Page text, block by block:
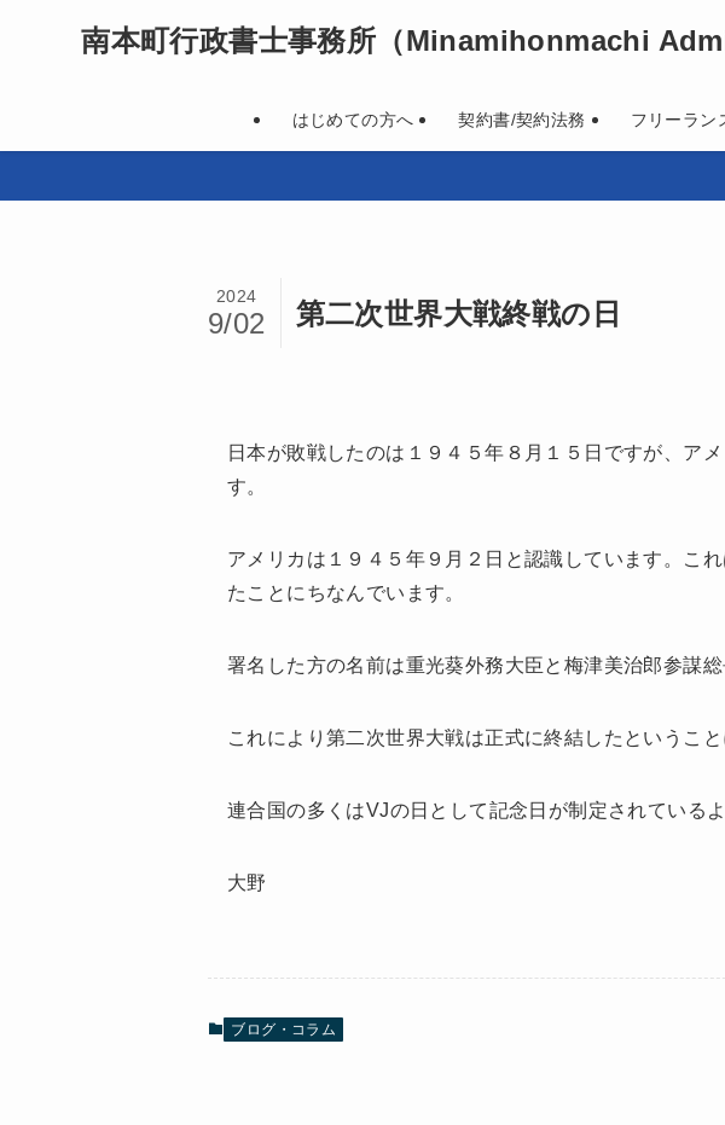
南本町行政書士事務所 （Minamihonmachi
はじめての方へ 契約書/契約法務 フリーラン
第二次世界大戦終戦の日
2024
9/02
日本が敗戦したのは１９４５年８月１５日ですが、ア
す。
アメリカは１９４５年９月２日と認識しています。こ
たことにちなんでいます。
署名した方の名前は重光葵外務大臣と梅津美治郎参謀総
これにより第二次世界大戦は正式に終結したということ
連合国の多くはVJの日として記念日が制定されている
大野
ブログ・コラム